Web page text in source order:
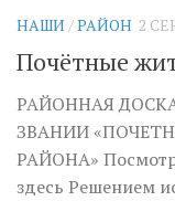
НАШИ /РАЙОН 2
Почётные
РАЙОННАЯ
ЗВАНИИ
РАЙОНА»
здесь Решением